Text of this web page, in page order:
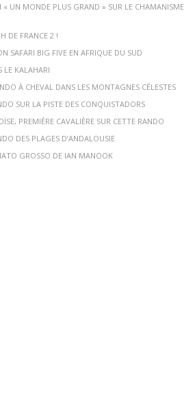
UN MONDE PLUS GRAND » SUR LE CHAMANISME
DE FRANCE 2 !
SAFARI BIG FIVE EN AFRIQUE DU SUD
LE KALAHARI
À CHEVAL DANS LES MONTAGNES CÉLESTES
SUR LA PISTE DES CONQUISTADORS
PREMIÈRE CAVALIÈRE SUR CETTE RANDO
DES PLAGES D’ANDALOUSIE
GROSSO DE IAN MANOOK